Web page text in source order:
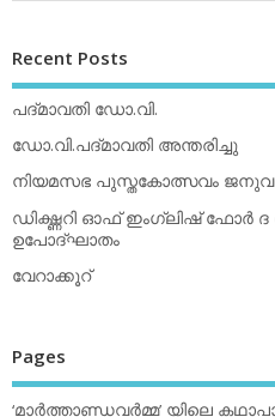
Recent Posts
പദ്മാവതി ഡോ.വി.
ഡോ.വി.പദ്മാവതി അന്തരിച്ചു
നിയമസഭ പുസ്തകോത്സവം
ഡിക്ഷ്ണറി ഓഫ് ഇംഗ്ലിഷ് ഫോര്‍
ഉപോദ്ഘാതം
വേറാക്കൂറ്
Pages
‘മാര്‍ത്താണ്ഡവര്‍മ്മ’ യിലെ